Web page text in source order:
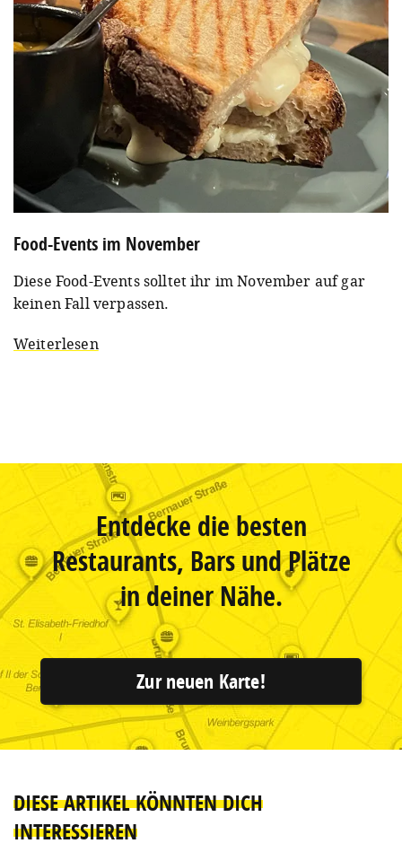
Food-Events im November
Diese Food-Events solltet ihr im November auf gar
keinen Fall verpassen.
Weiterlesen
Entdecke die besten
Restaurants, Bars und Plätze
in deiner Nähe.
Zur neuen Karte!
DIESE ARTIKEL KÖNNTEN DICH
INTERESSIEREN